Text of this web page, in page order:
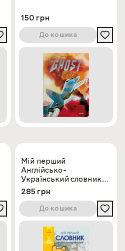
150 грн
До кошика
Мій перший
Англійсько-
Український словник.
Вінні Пух
285 грн
До кошика